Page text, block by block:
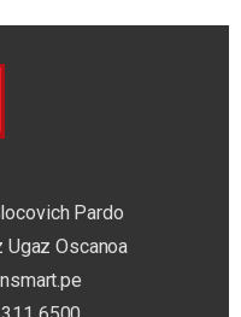
Pardo
Ugaz Oscanoa